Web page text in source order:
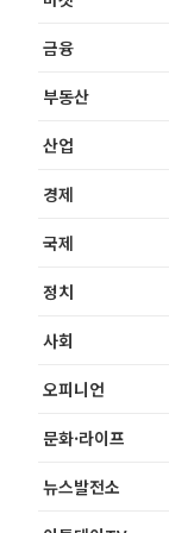
금융
부동산
산업
경제
국제
정치
사회
오피니언
문화·라이프
뉴스발전소